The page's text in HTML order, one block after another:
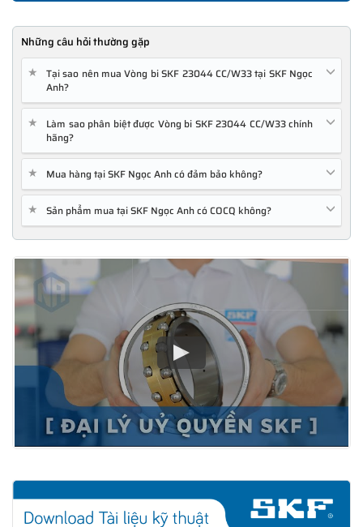
Những câu hỏi thường gặp
★
Tại sao nên mua Vòng bi SKF 23044 CC/W33 tại SKF Ngọc
Anh?
★
Làm sao phân biệt được Vòng bi SKF 23044 CC/W33 chính
hãng?
★ Mua hàng tại SKF Ngọc Anh có đảm bảo không?
★ Sản phẩm mua tại SKF Ngọc Anh có COCQ không?